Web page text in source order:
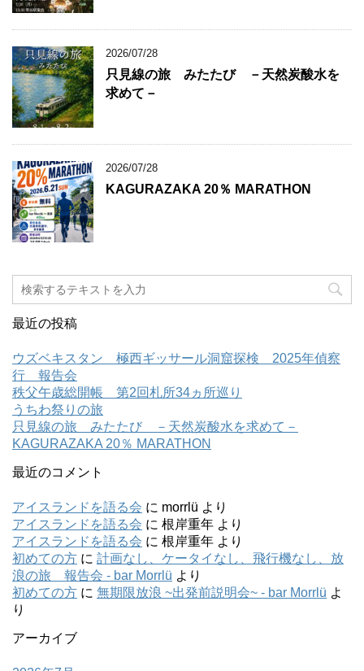
2026/07/28
只見線の旅 みたたび －天然炭酸水を
求めて－
2026/07/28
KAGURAZAKA 20％ MARATHON
最近の投稿
ウズベキスタン 極西ギッサール洞窟探検 2025年偵察
行 報告会
秩父午歳総開帳 第2回札所34ヵ所巡り
うちわ祭りの旅
只見線の旅 みたたび －天然炭酸水を求めて－
KAGURAZAKA 20％ MARATHON
最近のコメント
アイスランドを語る会 に morrlü より
アイスランドを語る会 に 根岸重年 より
アイスランドを語る会 に 根岸重年 より
初めての方 に 計画なし、ケータイなし、飛行機なし、放
浪の旅 報告会 - bar Morrlü より
初めての方 に 無期限放浪 ~出発前説明会~ - bar Morrlü よ
り
アーカイブ